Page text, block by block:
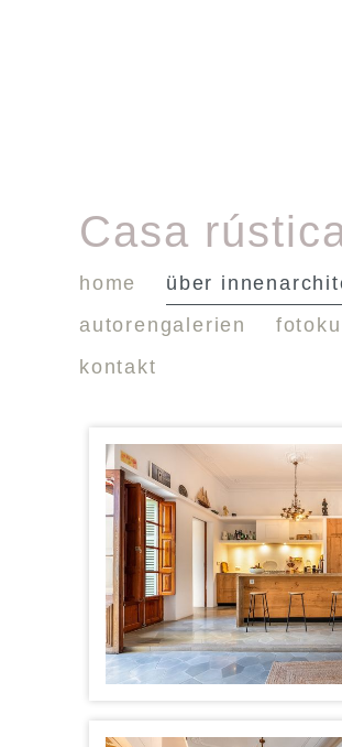
Casa
home über
autorengalerien
kontakt